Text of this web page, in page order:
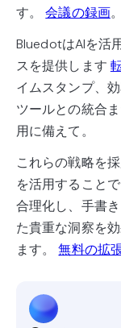
す。会議の録画。
BluedotはAIを活
スを提供します
イムスタンプ、
ツールとの統合
用に備えて。
これらの戦略を
を活用すること
合理化し、手書
た貴重な洞察を
ます。無料の拡